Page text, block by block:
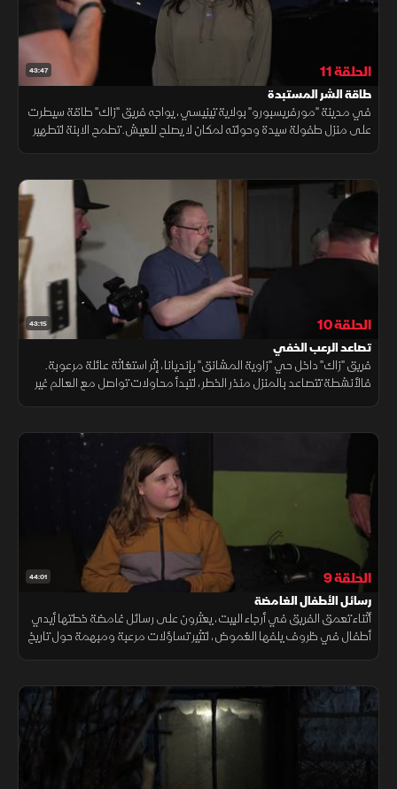
43:47 الحلقة 11
طاقة الشر المستبدة
في مدينة "مورفريسبورو" بولاية تينيسي، يواجه فريق "زاك" طاقة سيطرت
على منزل طفولة سيدة وحولته لمكان لا يصلح للعيش. تطمح الابنة لتطهير
43:15 الحلقة 10
تصاعد الرعب الخفي
فريق "زاك" داخل حي "زاوية المشانق" بإنديانا، إثر استغاثة عائلة مرعوبة.
فالأنشطة تتصاعد بالمنزل منذر الخطر، لتبدأ محاولات تواصل مع العالم غير
44:01 الحلقة 9
رسائل الأطفال الغامضة
أثناء تعمق الفريق في أرجاء البيت، يعثرون على رسائل غامضة خطتها أيدي
أطفال في ظروف يلفها الغموض، لتثير تساؤلات مرعبة ومبهمة حول تاريخ